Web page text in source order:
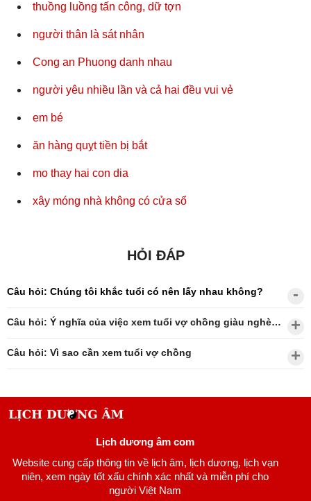
thuồng luồng tấn công, dữ tợn
người thân là sát nhân
Cong an Phuong danh nhau
người yêu nhiều lần và cả hai đều vui vẻ
em bé
ăn hàng quỵt tiền bị bắt
mo thay hai con dia
xây móng nhà không có cửa sổ
HỎI ĐÁP
Câu hỏi: Chúng tôi khắc tuổi có nên lấy nhau không?
Câu hỏi: Ý nghĩa của việc xem tuổi vợ chồng giàu nghèo?
Câu hỏi: Vì sao cần xem tuổi vợ chồng
Lịch dương âm com
Website cung cấp thông tin về lịch âm, lịch dương, lịch vạn
niên, xem ngày tốt xấu chính xác nhất và miễn phí cho
người Việt Nam